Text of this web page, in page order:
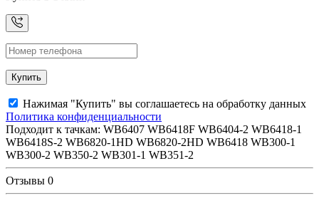
Купить
Нажимая "Купить" вы соглашаетесь на обработку данных
Политика конфиденциальности
Подходит к тачкам: WB6407 WB6418F WB6404-2 WB6418-1
WB6418S-2 WB6820-1HD WB6820-2HD WB6418 WB300-1
WB300-2 WB350-2 WB301-1 WB351-2
Отзывы 0